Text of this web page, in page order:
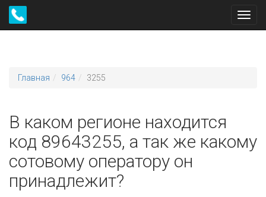
Главная 964 3255
В каком регионе находится
код 89643255, а так же какому
сотовому оператору он
принадлежит?